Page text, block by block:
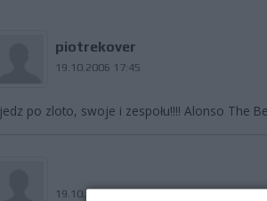
piotrekover
19.10.2006 17:45
jedz po zloto, swoje i zespołu!!!! Alonso The
19.10.2006 17:51